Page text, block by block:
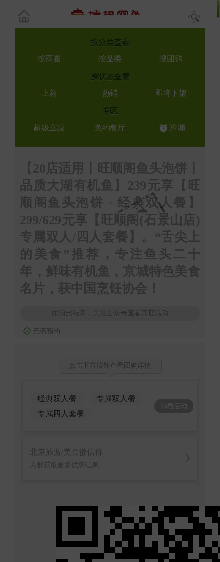
按分类查看
按商圈
按品类 搜团购
按状态查看
上新
热销 即将下架
专区
超级立减
免约餐厅 捡漏
【20店适用丨旺顺阁鱼头泡饼丨
品质大湖有机鱼】239元享【旺
顺阁鱼头泡饼 · 经典双人餐】
299/629元享【旺顺阁(石景山店)
专属双人/四人套餐】。“舌尖上
的美食”推荐，专注鱼头二十
年，鲜味有机鱼，京城特色美食
名片，获中国烹饪协会！
团购已结束，关注公众号查看其它活动
无需预约
点击下方按钮查看团购详情
经典双人餐
专属双人餐
专属四人套餐
北京旅游/美食微信群
入群获取更多优惠信息